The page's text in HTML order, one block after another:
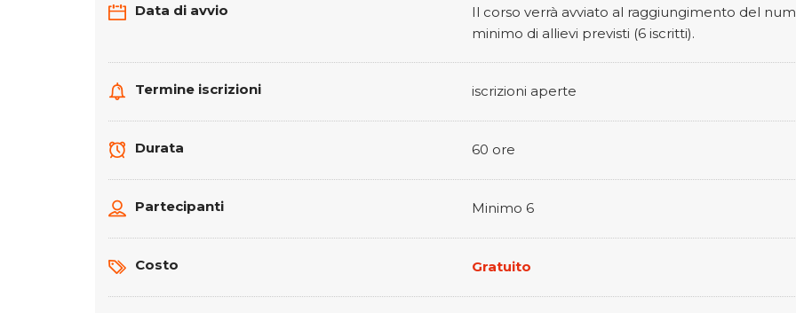
Data di avvio
Il corso verrà avviato al raggiungimento del
minimo di allievi previsti (6 iscritti).
Termine iscrizioni iscrizioni aperte
Durata 60 ore
Partecipanti Minimo 6
Costo Gratuito